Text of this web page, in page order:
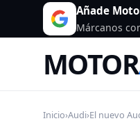
Añade
Márcanos
MOTOR
Inicio›Audi›El nuevo